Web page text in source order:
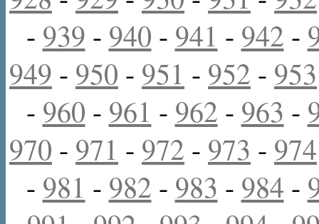
- 939 - 940 - 941 - 942 -
949 - 950 - 951 - 952 - 953
- 960 - 961 - 962 - 963 -
970 - 971 - 972 - 973 - 974
- 981 - 982 - 983 - 984 -